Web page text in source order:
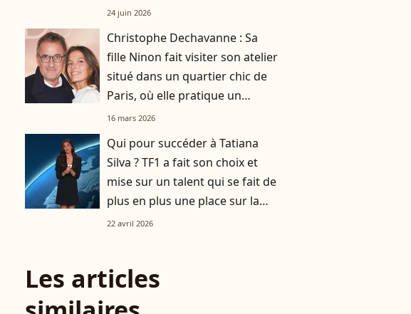
24 juin 2026
Christophe Dechavanne : Sa
fille Ninon fait visiter son atelier
situé dans un quartier chic de
Paris, où elle pratique un
savoir-faire particulier
16 mars 2026
Qui pour succéder à Tatiana
Silva ? TF1 a fait son choix et
mise sur un talent qui se fait de
plus en plus une place sur la
Une
22 avril 2026
Les articles